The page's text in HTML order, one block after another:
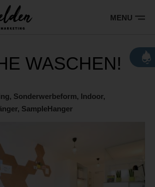
Bedienung
Referenzen
Jobs
MENU
WASCHEN!
Sonderwerbeform, Indoor,
SampleHanger